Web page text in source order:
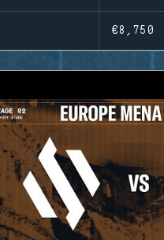
€8,750